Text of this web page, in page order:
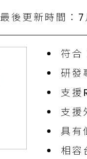
最後更新時間：
符
研發
支
支援
具有
相